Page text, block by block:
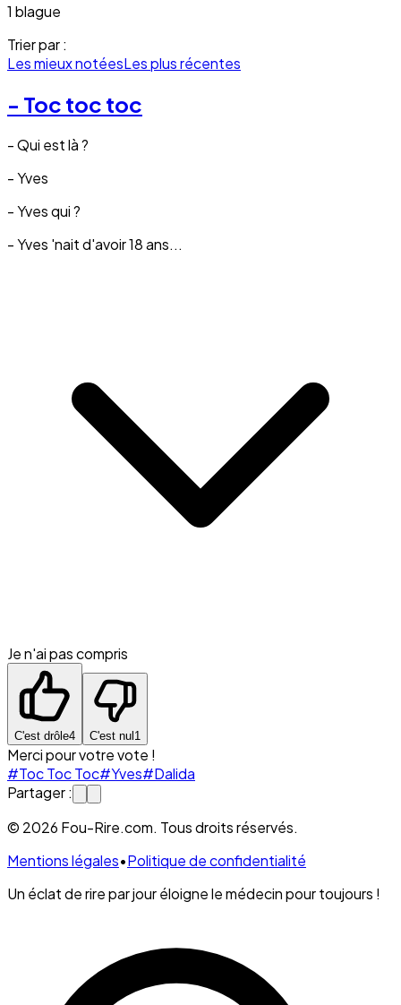
1 blague
Trier par :
Les mieux notéesLes plus récentes
- Toc toc toc
- Qui est là ?
- Yves
- Yves qui ?
- Yves 'nait d'avoir 18 ans...
Je n'ai pas compris
C'est drôle4 C'est nul1
Merci pour votre vote !
#Toc Toc Toc#Yves#Dalida
Partager :
© 2026 Fou-Rire.com. Tous droits réservés.
Mentions légales•Politique de confidentialité
Un éclat de rire par jour éloigne le médecin pour toujours !